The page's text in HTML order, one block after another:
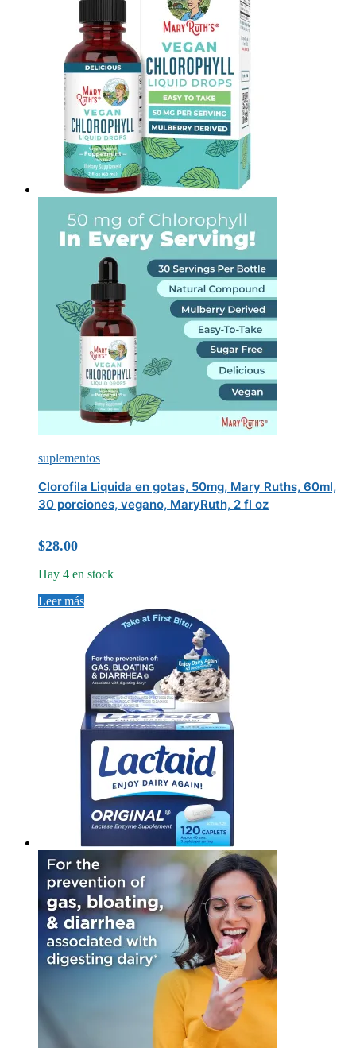
suplementos
Clorofila Liquida en gotas, 50mg, Mary Ruths, 60ml,
30 porciones, vegano, MaryRuth, 2 fl oz
$28.00
Hay 4 en stock
Leer más